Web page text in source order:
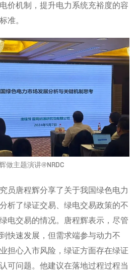
价机制，提升电力系统充裕度的容
准。
做主题演讲@NRDC
员唐程辉分享了关于我国绿色电力
析了绿证交易、绿电交易政策的不
电交易的情况。唐程辉表示，尽管
快速发展，但需求端参与动力不
担心入市风险，绿证方面存在绿证
可问题。他建议在落地过程过程当